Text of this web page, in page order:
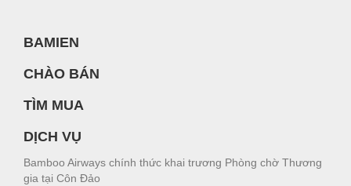
BAMIEN
CHÀO BÁN
TÌM MUA
DỊCH VỤ
Bamboo Airways chính thức khai trương Phòng chờ Thương
gia tại Côn Đảo